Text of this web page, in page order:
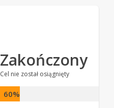
Zakończony
Cel nie został osiągnięty
60%